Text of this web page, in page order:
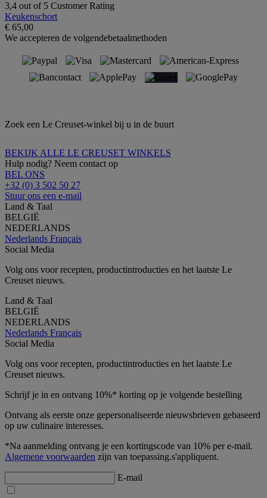
3,4 out of 5 Customer Rating
Keukenschort
€ 65,00
We accepteren de volgendebetaalmethoden
Zoek een Le Creuset-winkel bij u in de buurt
BEKIJK ALLE LE CREUSET WINKELS
Hulp nodig? Neem contact op
BEL ONS
+32 (0) 3 502 50 27
Stuur ons een e-mail
Land & Taal
BELGIË
NEDERLANDS
Nederlands Français
Social Media
Volg ons voor recepten, productintroducties en het laatste Le
Creuset nieuws.
Land & Taal
BELGIË
NEDERLANDS
Nederlands Français
Social Media
Volg ons voor recepten, productintroducties en het laatste Le
Creuset nieuws.
Schrijf je in en ontvang 10%* korting op je volgende bestelling
Ontvang als eerste onze gepersonaliseerde nieuwsbrieven gebaseerd
op uw culinaire interesses.
*Na aanmelding ontvang je een kortingscode van 10% per e-mail.
Algemene voorwaarden zijn van toepassing.s'appliquent.
E-mail